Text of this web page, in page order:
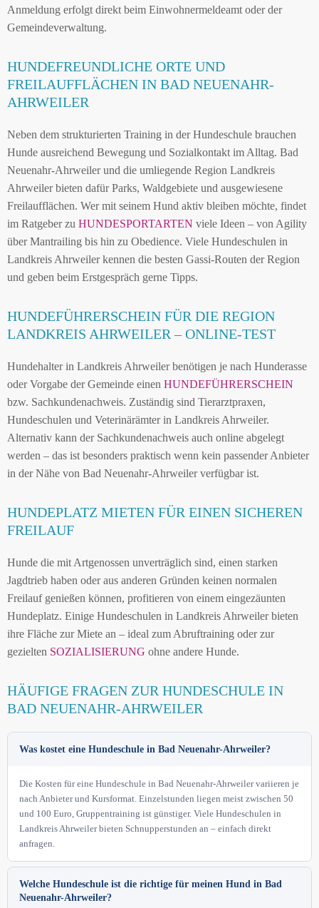
Anmeldung erfolgt direkt beim Einwohnermeldeamt oder der
Gemeindeverwaltung.
HUNDEFREUNDLICHE ORTE UND
FREILAUFFLÄCHEN IN BAD NEUENAHR-
AHRWEILER
Neben dem strukturierten Training in der Hundeschule brauchen
Hunde ausreichend Bewegung und Sozialkontakt im Alltag. Bad
Neuenahr-Ahrweiler und die umliegende Region Landkreis
Ahrweiler bieten dafür Parks, Waldgebiete und ausgewiesene
Freilaufflächen. Wer mit seinem Hund aktiv bleiben möchte, findet
im Ratgeber zu HUNDESPORTARTEN viele Ideen – von Agility
über Mantrailing bis hin zu Obedience. Viele Hundeschulen in
Landkreis Ahrweiler kennen die besten Gassi-Routen der Region
und geben beim Erstgespräch gerne Tipps.
HUNDEFÜHRERSCHEIN FÜR DIE REGION
LANDKREIS AHRWEILER – ONLINE-TEST
Hundehalter in Landkreis Ahrweiler benötigen je nach Hunderasse
oder Vorgabe der Gemeinde einen HUNDEFÜHRERSCHEIN
bzw. Sachkundenachweis. Zuständig sind Tierarztpraxen,
Hundeschulen und Veterinärämter in Landkreis Ahrweiler.
Alternativ kann der Sachkundenachweis auch online abgelegt
werden – das ist besonders praktisch wenn kein passender Anbieter
in der Nähe von Bad Neuenahr-Ahrweiler verfügbar ist.
HUNDEPLATZ MIETEN FÜR EINEN SICHEREN
FREILAUF
Hunde die mit Artgenossen unverträglich sind, einen starken
Jagdtrieb haben oder aus anderen Gründen keinen normalen
Freilauf genießen können, profitieren von einem eingezäunten
Hundeplatz. Einige Hundeschulen in Landkreis Ahrweiler bieten
ihre Fläche zur Miete an – ideal zum Abruftraining oder zur
gezielten SOZIALISIERUNG ohne andere Hunde.
HÄUFIGE FRAGEN ZUR HUNDESCHULE IN
BAD NEUENAHR-AHRWEILER
Was kostet eine Hundeschule in Bad Neuenahr-Ahrweiler?
Die Kosten für eine Hundeschule in Bad Neuenahr-Ahrweiler variieren je
nach Anbieter und Kursformat. Einzelstunden liegen meist zwischen 50
und 100 Euro, Gruppentraining ist günstiger. Viele Hundeschulen in
Landkreis Ahrweiler bieten Schnupperstunden an – einfach direkt
anfragen.
Welche Hundeschule ist die richtige für meinen Hund in Bad
Neuenahr-Ahrweiler?